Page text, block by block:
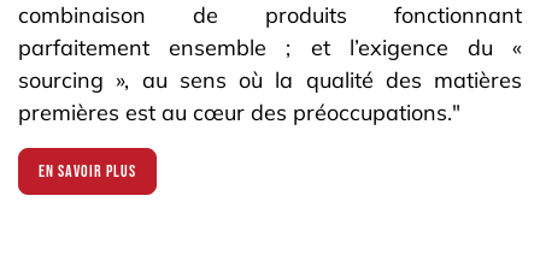
combinaison de produits fonctionnant
parfaitement ensemble ; et l’exigence du «
sourcing », au sens où la qualité des matières
premières est au cœur des préoccupations."
En savoir plus